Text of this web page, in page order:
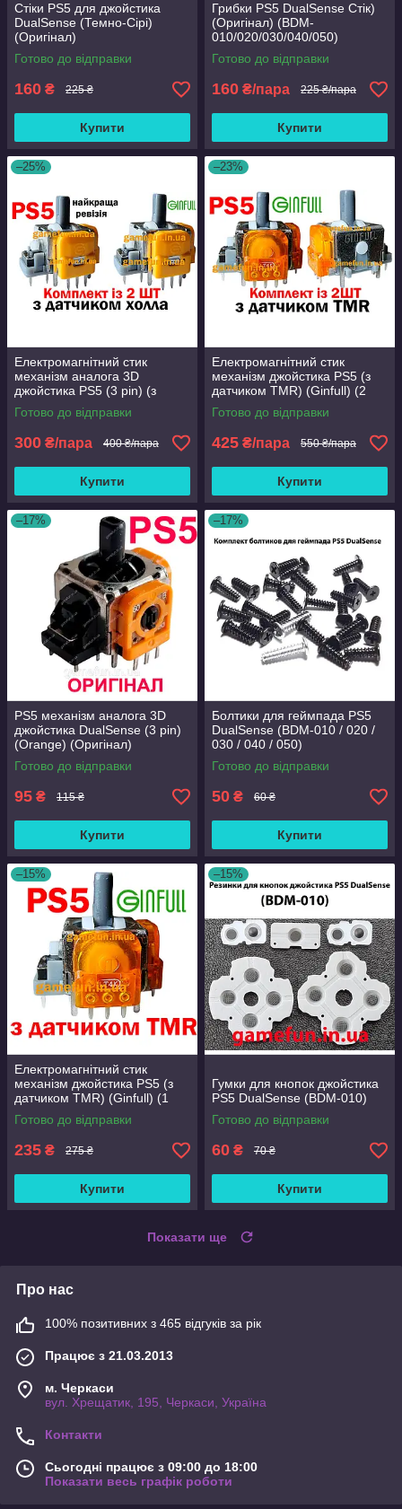
Стіки PS5 для джойстика
DualSense (Темно-Сірі)
(Оригінал)
Готово до відправки
160 ₴ 225 ₴
Купити
Грибки PS5 DualSense Стік)
(Оригінал) (BDM-
010/020/030/040/050)
Готово до відправки
160 ₴/пара 225 ₴/пара
Купити
–25%
Електромагнітний стик
механізм аналога 3D
джойстика PS5 (3 pin) (з
датчиком хола) (Оригінал) (2
ШТ)
Готово до відправки
300 ₴/пара 400 ₴/пара
Купити
–23%
Електромагнітний стик
механізм джойстика PS5 (з
датчиком TMR) (Ginfull) (2
шт)
Готово до відправки
425 ₴/пара 550 ₴/пара
Купити
–17%
PS5 механізм аналога 3D
джойстика DualSense (3 pin)
(Orange) (Оригінал)
Готово до відправки
95 ₴ 115 ₴
Купити
–17%
Болтики для геймпада PS5
DualSense (BDM-010 / 020 /
030 / 040 / 050)
Готово до відправки
50 ₴ 60 ₴
Купити
–15%
Електромагнітний стик
механізм джойстика PS5 (з
датчиком TMR) (Ginfull) (1
шт)
Готово до відправки
235 ₴ 275 ₴
Купити
–15%
Гумки для кнопок джойстика
PS5 DualSense (BDM-010)
Готово до відправки
60 ₴ 70 ₴
Купити
Показати ще
Про нас
100% позитивних з 465 відгуків за рік
Працює з 21.03.2013
м. Черкаси
вул. Хрещатик, 195, Черкаси, Україна
Контакти
Сьогодні працює з 09:00 до 18:00
Показати весь графік роботи